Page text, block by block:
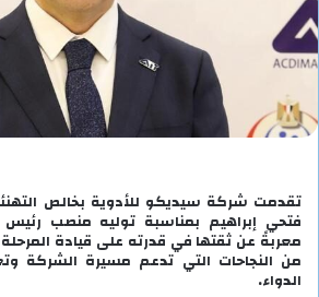
تقدمت شركة سيديكو للأدوية بخالص
فتحي إبراهيم بمناسبة توليه منصب
معربةً عن ثقتها في قدرته على قيادة
من النجاحات التي تدعم مسيرة الشركة
الدواء.